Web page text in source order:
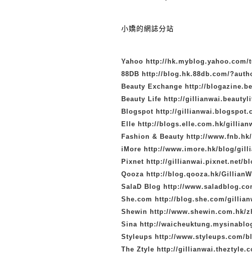
小嬌的網誌分站
Yahoo http://
88DB http://blog.hk.88db.com/
Beauty Exchange http://
Beauty Life http://
Blogspot http://
Elle http://blogs.elle.com.hk/
Fashion & Beauty http://
iMore http://www.imore.hk/blog/
Pixnet http://gillianwai.pixnet.net/
Qooza http://blog.qooza.hk/
SalaD Blog http://
She.com http://blog.she.com/
Shewin http://www.shewin.com.hk/
Sina http://
Styleups http://www.styleups.com/
The Ztyle http://